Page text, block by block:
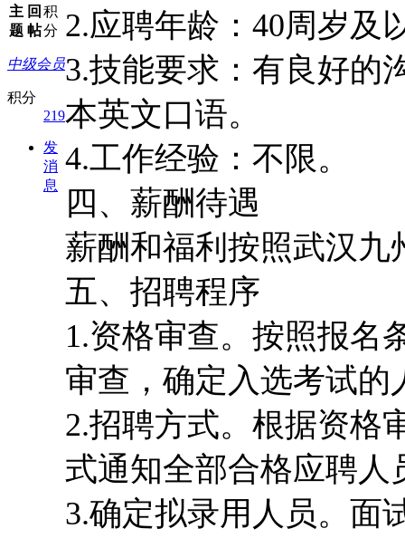
主
题
回
帖
积
分
中级会员
积分
219
发
消
息
2.应聘年龄：40周岁及
3.技能要求：有良好的
本英文口语。
4.工作经验：不限。
四、薪酬待遇
薪酬和福利按照武汉九
五、招聘程序
1.资格审查。按照报名
审查，确定入选考试的
2.招聘方式。根据资格
式通知全部合格应聘人
3.确定拟录用人员。面